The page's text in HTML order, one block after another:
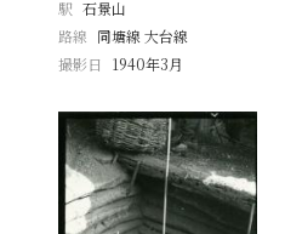
駅 石景山
路線 同塘線 大台線
撮影日
1940年3月